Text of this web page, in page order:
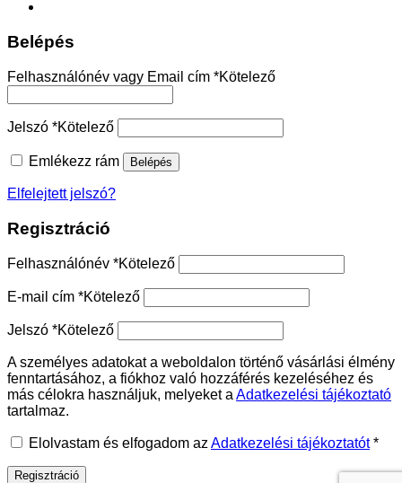
Belépés
Felhasználónév vagy Email cím *Kötelező
Jelszó *Kötelező
Emlékezz rám Belépés
Elfelejtett jelszó?
Regisztráció
Felhasználónév *Kötelező
E-mail cím *Kötelező
Jelszó *Kötelező
A személyes adatokat a weboldalon történő vásárlási élmény
fenntartásához, a fiókhoz való hozzáférés kezeléséhez és
más célokra használjuk, melyeket a Adatkezelési tájékoztató
tartalmaz.
Elolvastam és elfogadom az Adatkezelési tájékoztatót *
Regisztráció